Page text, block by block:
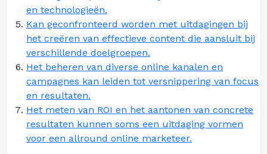
en technologieën.
Kan geconfronteerd worden met uitdagingen bij
het creëren van effectieve content die aansluit bij
verschillende doelgroepen.
Het beheren van diverse online kanalen en
campagnes kan leiden tot versnippering van focus
en resultaten.
Het meten van ROI en het aantonen van concrete
resultaten kunnen soms een uitdaging vormen
voor een allround online marketeer.